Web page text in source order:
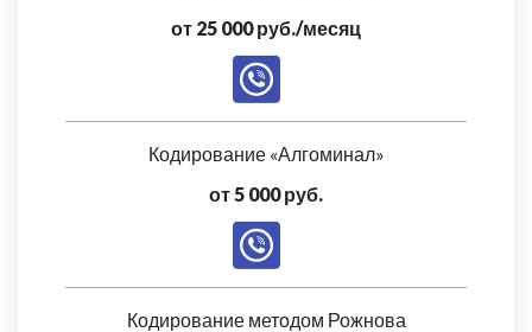
от 25 000 руб./месяц
Кодирование «Алгоминал»
от 5 000 руб.
Кодирование методом Рожнова